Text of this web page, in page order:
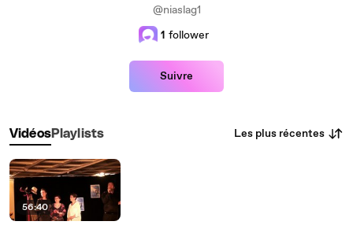
@niaslag1
1 follower
Suivre
VidéosPlaylists Les plus récentes
56:40